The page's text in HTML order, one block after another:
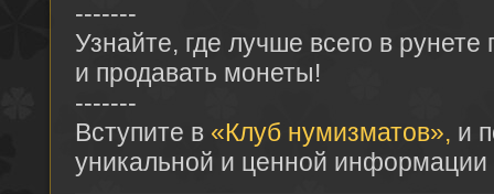
-------
Узнайте, где лучше всего в рунете
и продавать монеты!
-------
Вступите в «Клуб нумизматов», и
уникальной и ценной информации